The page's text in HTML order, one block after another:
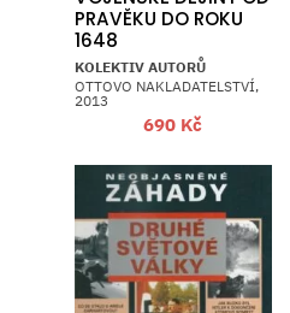
PRAVĚKU DO ROKU
1648
KOLEKTIV AUTORŮ
OTTOVO NAKLADATELSTVÍ,
2013
690 Kč